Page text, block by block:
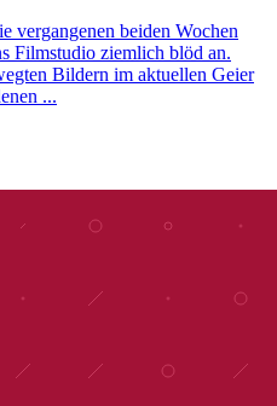
vergangenen beiden Wochen
Filmstudio ziemlich blöd an.
Bildern im aktuellen Geier
...